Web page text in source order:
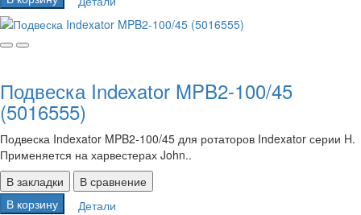
Подвеска Indexator MPB2-100/45
(5016555)
Подвеска Indexator MPB2-100/45 для ротаторов Indexator серии H.
Применяется на харвестерах John..
В закладки
В сравнение
В корзину
Детали